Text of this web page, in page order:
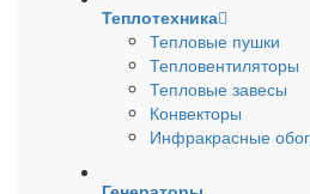
Теплотехника
Тепловые пушки
Тепловентиляторы
Тепловые завесы
Конвекторы
Инфракрасные